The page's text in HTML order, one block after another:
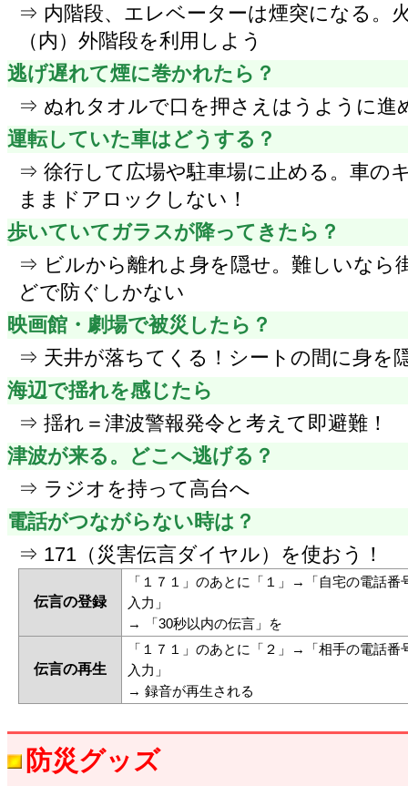
⇒ 内階段、エレベーターは煙突になる。
（内）外階段を利用しよう
逃げ遅れて煙に巻かれたら？
⇒ ぬれタオルで口を押さえはうように進
運転していた車はどうする？
⇒ 徐行して広場や駐車場に止める。車の
ままドアロックしない！
歩いていてガラスが降ってきたら？
⇒ ビルから離れよ身を隠せ。難しいなら
どで防ぐしかない
映画館・劇場で被災したら？
⇒ 天井が落ちてくる！シートの間に身を
海辺で揺れを感じたら
⇒ 揺れ＝津波警報発令と考えて即避難！
津波が来る。どこへ逃げる？
⇒ ラジオを持って高台へ
電話がつながらない時は？
⇒ 171（災害伝言ダイヤル）を使おう！
伝言の登録
「１７１」のあとに「１」→「自宅の電話番
入力」
→ 「30秒以内の伝言」を
伝言の再生
「１７１」のあとに「２」→「相手の電話番
入力」
→ 録音が再生される
防災グッズ